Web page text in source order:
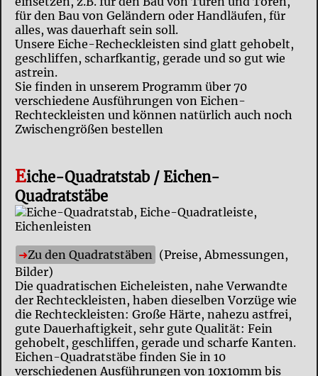
für den Bau von Geländern oder Handläufen, für
alles, was dauerhaft sein soll.
Unsere Eiche-Recheckleisten sind glatt gehobelt,
geschliffen, scharfkantig, gerade und so gut wie
astrein.
Sie finden in unserem Programm über 70
verschiedene Ausführungen von Eichen-
Rechteckleisten und können natürlich auch noch
Zwischengrößen bestellen
Eiche-Quadratstab / Eichen-
Quadratstäbe
Zu den Quadratstäben (Preise, Abmessungen,
Bilder)
Die quadratischen Eicheleisten, nahe Verwandte
der Rechteckleisten, haben dieselben Vorzüge wie
die Rechteckleisten: Große Härte, nahezu astfrei,
gute Dauerhaftigkeit, sehr gute Qualität: Fein
gehobelt, geschliffen, gerade und scharfe Kanten.
Eichen-Quadratstäbe finden Sie in 10
verschiedenen Ausführungen von 10x10mm bis